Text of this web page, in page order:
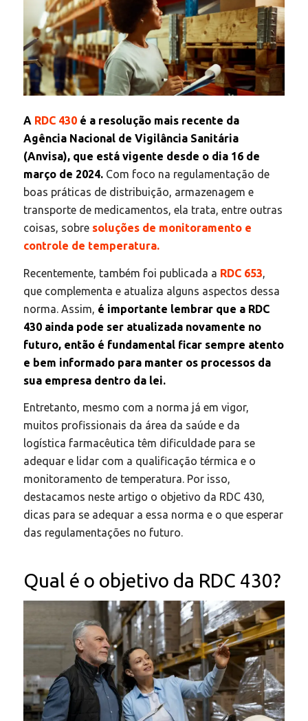
A RDC 430é a resolução mais recente da
Agência Nacional de Vigilância Sanitária
(Anvisa), que está vigente desde o dia 16 de
março de 2024.Com foco na regulamentação de
boas práticas de distribuição, armazenagem e
transporte de medicamentos, ela trata, entre outras
coisas, sobre soluções de monitoramento e
controle de temperatura.
Recentemente, também foi publicada a RDC 653,
que complementa e atualiza alguns aspectos dessa
norma. Assim, é importante lembrar que a RDC
430 ainda pode ser atualizada novamente no
futuro, então é fundamental ficar sempre atento
e bem informado para manter os processos da
sua empresa dentro da lei.
Entretanto, mesmo com a norma já em vigor,
muitos profissionais da área da saúde e da
logística farmacêutica têm dificuldade para se
adequar e lidar com a qualificação térmica e o
monitoramento de temperatura. Por isso,
destacamos neste artigo o objetivo da RDC 430,
dicas para se adequar a essa norma e o que esperar
das regulamentações no futuro.
Qual é o objetivo da RDC 430?